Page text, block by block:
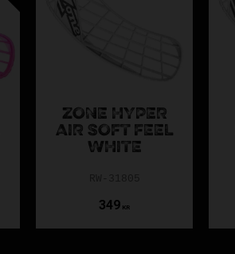
ZONE HYPER
AIR SOFT FEEL
WHITE
349 KR